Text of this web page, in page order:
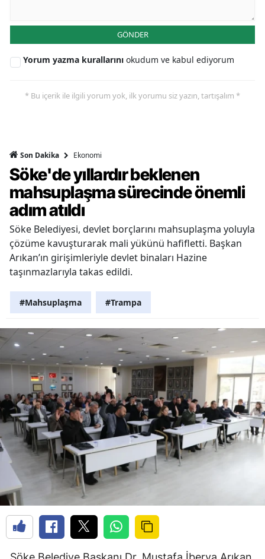
GÖNDER
Yorum yazma kurallarını okudum ve kabul ediyorum
* Bu içerik ile ilgili yorum yok, ilk yorumu siz yazın, tartışalım *
Son Dakika Ekonomi
Söke'de yıllardır beklenen
mahsuplaşma sürecinde önemli
adım atıldı
Söke Belediyesi, devlet borçlarını mahsuplaşma yoluyla
çözüme kavuşturarak mali yükünü hafifletti. Başkan
Arıkan’ın girişimleriyle devlet binaları Hazine
taşınmazlarıyla takas edildi.
#Mahsuplaşma #Trampa